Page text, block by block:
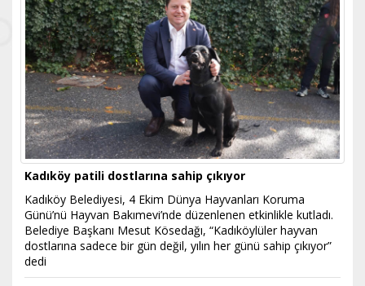
Kadıköy patili dostlarına sahip çıkıyor
Kadıköy Belediyesi, 4 Ekim Dünya Hayvanları Koruma
Günü’nü Hayvan Bakımevi’nde düzenlenen etkinlikle kutladı.
Belediye Başkanı Mesut Kösedağı, “Kadıköylüler hayvan
dostlarına sadece bir gün değil, yılın her günü sahip çıkıyor”
dedi